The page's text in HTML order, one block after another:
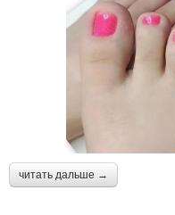
читать дальше →